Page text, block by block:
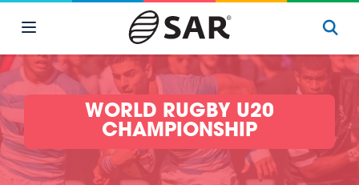
WORLD RUGBY U20
CHAMPIONSHIP